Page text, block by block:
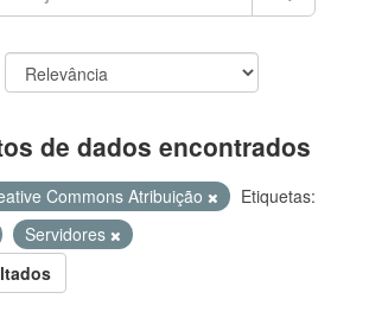
de dados encontrados
Commons Atribuição
Etiquetas:
Servidores